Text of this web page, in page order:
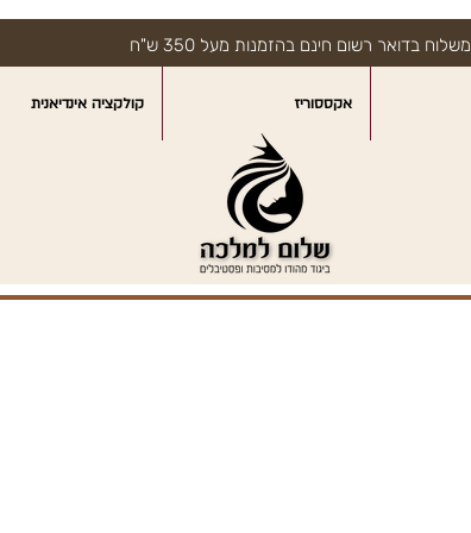
משלוח בדואר רשום חינם בהזמנות מעל 350 ש"ח
אקססוריז קולקציה אינדיאנית